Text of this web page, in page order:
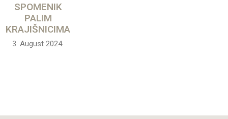
SPOMENIK
PALIM
KRAJIŠNICIMA
3. August 2024.